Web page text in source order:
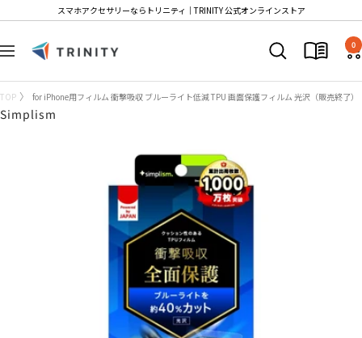
テ
ツ
へ
スマホアクセサリーならトリニティ│TRINITY 公式オンラインストア
ナ
ゲ
ー
Trinity
0
TOP for iPhone用フィルム 衝撃吸収 ブルーライト低減 TPU 画面保護フィルム 光沢（販売終了）
Simplism